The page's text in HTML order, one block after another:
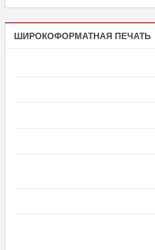
ШИРОКОФОРМАТНАЯ ПЕЧАТЬ